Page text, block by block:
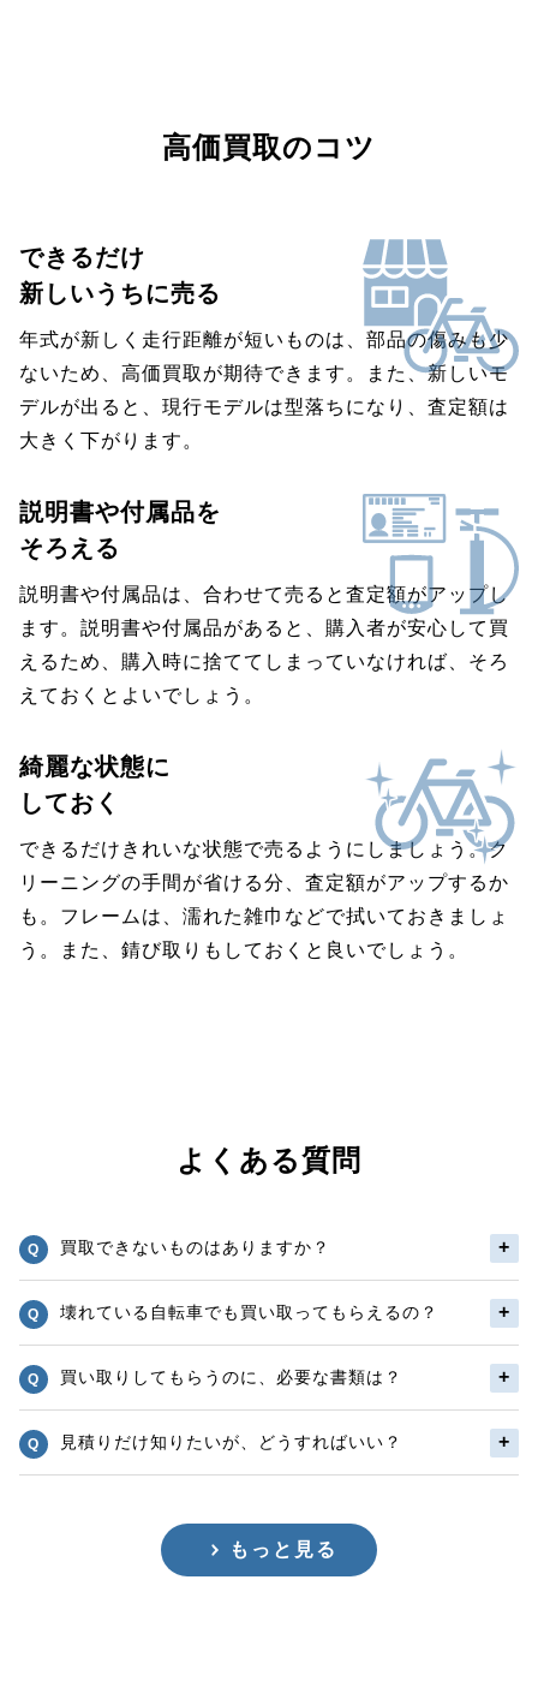
高価買取のコツ
できるだけ
新しいうちに売る
年式が新しく走行距離が短いものは、部品の傷みも少
ないため、高価買取が期待できます。また、新しいモ
デルが出ると、現行モデルは型落ちになり、査定額は
大きく下がります。
説明書や付属品を
そろえる
説明書や付属品は、合わせて売ると査定額がアップし
ます。説明書や付属品があると、購入者が安心して買
えるため、購入時に捨ててしまっていなければ、そろ
えておくとよいでしょう。
綺麗な状態に
しておく
できるだけきれいな状態で売るようにしましょう。ク
リーニングの手間が省ける分、査定額がアップするか
も。フレームは、濡れた雑巾などで拭いておきましょ
う。また、錆び取りもしておくと良いでしょう。
よくある質問
買取できないものはありますか？
壊れている自転車でも買い取ってもらえるの？
買い取りしてもらうのに、必要な書類は？
見積りだけ知りたいが、どうすればいい？
もっと見る